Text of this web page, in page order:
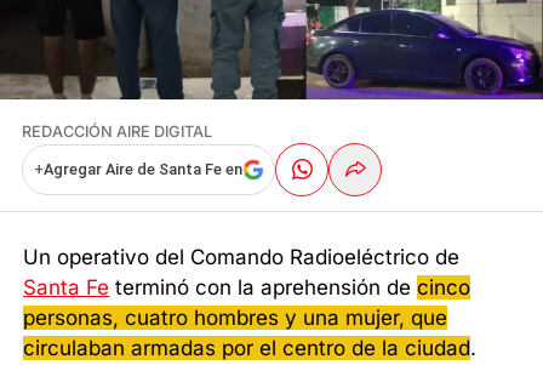
REDACCIÓN AIRE DIGITAL
+Agregar Aire de Santa Fe en
Un operativo del Comando Radioeléctrico de
Santa Fe terminó con la aprehensión decinco
personas, cuatro hombres y una mujer, que
circulaban armadas por el centro de la ciudad.